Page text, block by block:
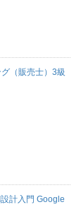
（販売士）3級
計入門 Google